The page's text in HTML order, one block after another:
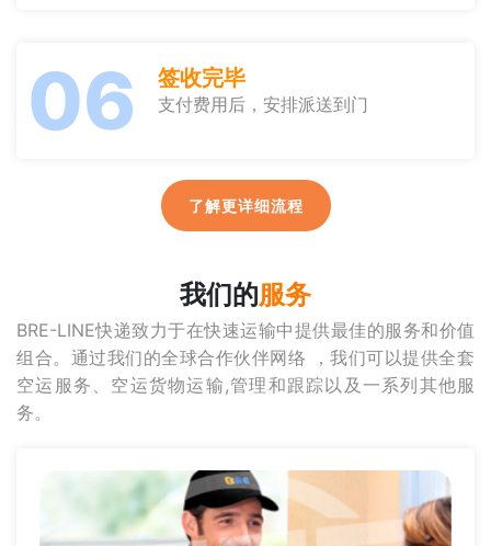
06 签收完毕
支付费用后，安排派送到门
了解更详细流程
我们的服务
BRE-LINE快递致力于在快速运输中提供最佳的服务和价值
组合。通过我们的全球合作伙伴网络 ，我们可以提供全套
空运服务、空运货物运输,管理和跟踪以及一系列其他服
务。